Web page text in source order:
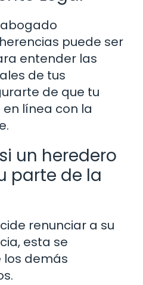
puede ser
entender las
de tus
de que tu
línea con la
un heredero
parte de la
renunciar a su
esta se
los demás